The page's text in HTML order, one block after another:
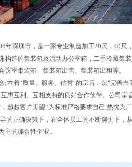
年深圳市，是一家专业制造加工20尺，40尺
构造的集装箱及流动办公室箱，二手冷藏集
室集装箱、集装箱出售、集装箱出租等。
;本着“质量、服务、信誉”的宗旨，以"完善自
惠互利、互相支持的良好合作伙伴。公司宗
超越客户期望”为标准严格要求自己,热忱为
的正确决策下，在全体员工的不断努力下，
的综合性企业...